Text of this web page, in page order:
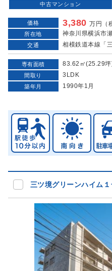
中古マンション
価格 3,380万円（
所在地 神奈川県横浜市
交通 相模鉄道本線「
専有面積 83.62㎡(25.29
間取り 3LDK
築年月 1990年1月
三ツ境グリーンハイム